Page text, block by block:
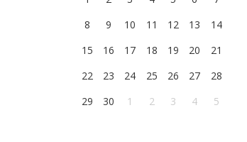
8
9 10 11 12 13
14
15
16 17 18 19 20
21
22
23 24 25 26 27
28
29
30 1 2 3 4 5